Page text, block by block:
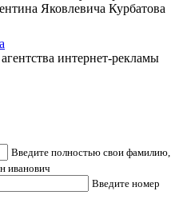
Яковлевича Курбатова
интернет-рекламы
Введите полностью свои фамилию,
иванович
Введите номер